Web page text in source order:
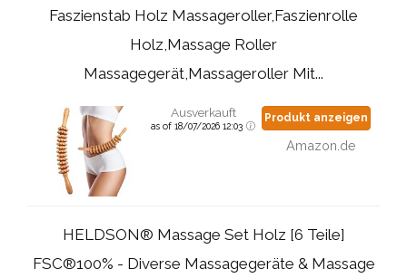
Faszienstab Holz Massageroller,Faszienrolle
Holz,Massage Roller
Massagegerät,Massageroller Mit...
Ausverkauft
as of 18/07/2026 12:03
Produkt anzeigen
Amazon.de
HELDSON® Massage Set Holz [6 Teile]
FSC®100% - Diverse Massagegeräte & Massage